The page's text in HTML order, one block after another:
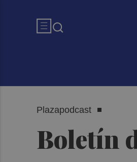
Plazapodcast
Boletín